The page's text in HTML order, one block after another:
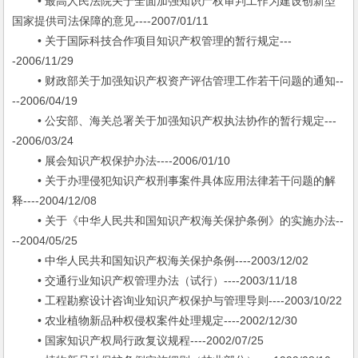
国家提供司法保障的意见----2007/01/11
• 关于国际科技合作项目知识产权管理的暂行规定---
-2006/11/29
• 财政部关于加强知识产权资产评估管理工作若干问题的通知--
--2006/04/19
• 公安部、海关总署关于加强知识产权执法协作的暂行规定---
-2006/03/24
• 展会知识产权保护办法----2006/01/10
• 关于办理侵犯知识产权刑事案件具体应用法律若干问题的解
释----2004/12/08
• 关于《中华人民共和国知识产权海关保护条例》的实施办法--
--2004/05/25
• 中华人民共和国知识产权海关保护条例----2003/12/02
• 交通行业知识产权管理办法（试行）----2003/11/18
• 工程勘察设计咨询业知识产权保护与管理导则----2003/10/22
• 农业植物新品种权侵权案件处理规定----2002/12/30
• 国家知识产权局行政复议规程----2002/07/25